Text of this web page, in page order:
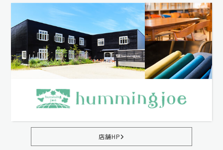
店舗HP